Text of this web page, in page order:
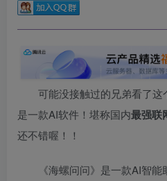
可能没接触过的兄弟看了
是一款AI软件！堪称国内最强联
还不错喔！！
《海螺问问》是一款AI智